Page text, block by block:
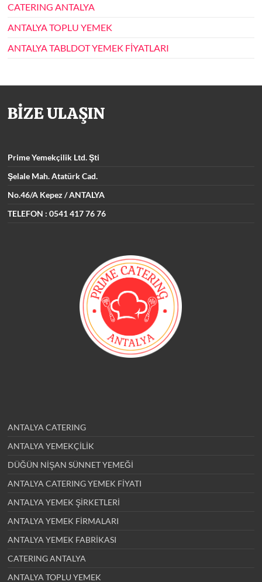
CATERING ANTALYA
ANTALYA TOPLU YEMEK
ANTALYA TABLDOT YEMEK FİYATLARI
BİZE ULAŞIN
Prime Yemekçilik Ltd. Şti
Şelale Mah. Atatürk Cad.
No.46/A Kepez / ANTALYA
TELEFON : 0541 417 76 76
ANTALYA CATERING
ANTALYA YEMEKÇİLİK
DÜĞÜN NİŞAN SÜNNET YEMEĞİ
ANTALYA CATERING YEMEK FİYATI
ANTALYA YEMEK ŞİRKETLERİ
ANTALYA YEMEK FİRMALARI
ANTALYA YEMEK FABRİKASI
CATERING ANTALYA
ANTALYA TOPLU YEMEK